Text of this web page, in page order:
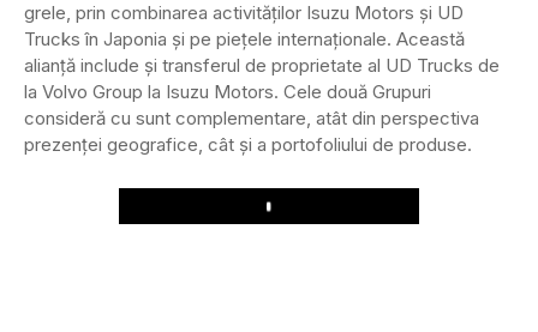
grele, prin combinarea activităților Isuzu Motors și UD
Trucks în Japonia și pe piețele internaționale. Această
alianță include și transferul de proprietate al UD Trucks de
la Volvo Group la Isuzu Motors. Cele două Grupuri
consideră cu sunt complementare, atât din perspectiva
prezenței geografice, cât și a portofoliului de produse.
Play